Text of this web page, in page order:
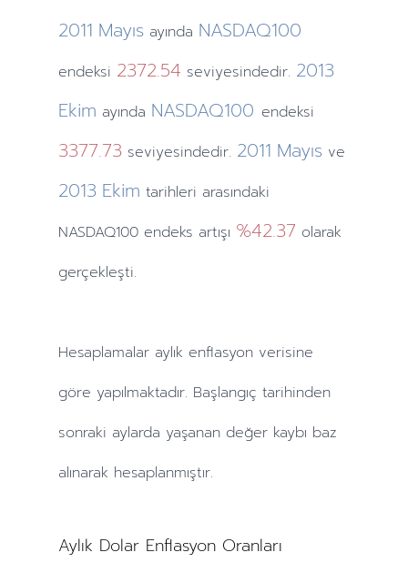
2011 Mayıs ayında NASDAQ100
endeksi 2372.54 seviyesindedir. 2013
Ekim ayında NASDAQ100 endeksi
3377.73 seviyesindedir. 2011 Mayıs ve
2013 Ekim tarihleri arasındaki
NASDAQ100 endeks artışı %42.37 olarak
gerçekleşti.
Hesaplamalar aylık enflasyon verisine
göre yapılmaktadır. Başlangıç tarihinden
sonraki aylarda yaşanan değer kaybı baz
alınarak hesaplanmıştır.
Aylık Dolar Enflasyon Oranları